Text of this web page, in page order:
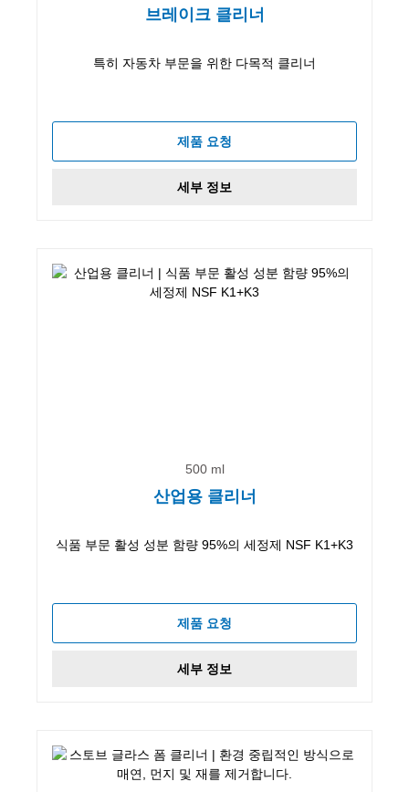
브레이크 클리너
특히 자동차 부문을 위한 다목적 클리너
제품 요청
세부 정보
500 ml
산업용 클리너
식품 부문 활성 성분 함량 95%의 세정제 NSF K1+K3
제품 요청
세부 정보